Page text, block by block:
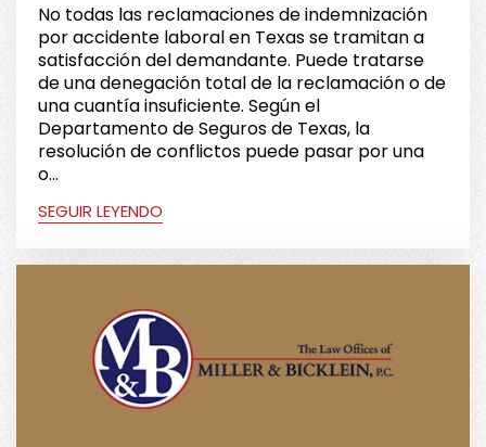
No todas las reclamaciones de indemnización
por accidente laboral en Texas se tramitan a
satisfacción del demandante. Puede tratarse
de una denegación total de la reclamación o de
una cuantía insuficiente. Según el
Departamento de Seguros de Texas, la
resolución de conflictos puede pasar por una
o...
SEGUIR LEYENDO